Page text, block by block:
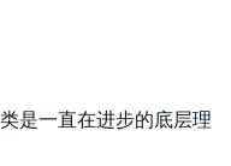
是一直在进步的底层理